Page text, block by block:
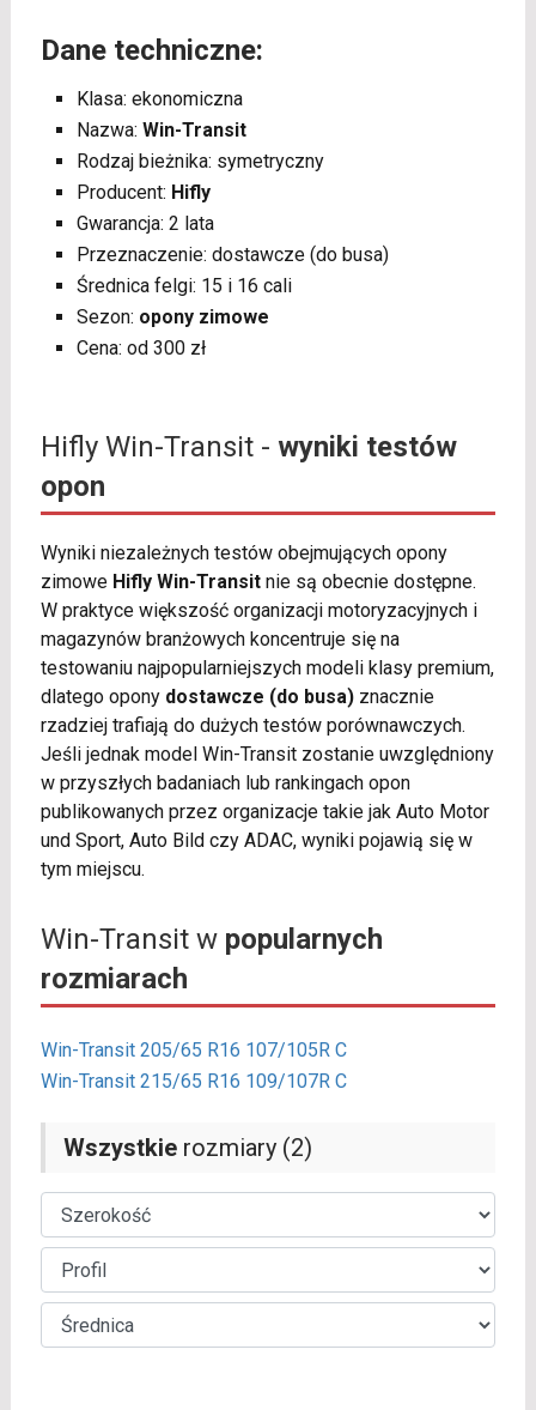
Dane techniczne:
Klasa: ekonomiczna
Nazwa: Win-Transit
Rodzaj bieżnika: symetryczny
Producent: Hifly
Gwarancja: 2 lata
Przeznaczenie: dostawcze (do busa)
Średnica felgi: 15 i 16 cali
Sezon: opony zimowe
Cena: od 300 zł
Hifly Win-Transit - wyniki testów
opon
Wyniki niezależnych testów obejmujących opony
zimowe Hifly Win-Transitnie są obecnie dostępne.
W praktyce większość organizacji motoryzacyjnych i
magazynów branżowych koncentruje się na
testowaniu najpopularniejszych modeli klasy premium,
dlatego opony dostawcze (do busa)znacznie
rzadziej trafiają do dużych testów porównawczych.
Jeśli jednak model Win-Transit zostanie uwzględniony
w przyszłych badaniach lub rankingach opon
publikowanych przez organizacje takie jak Auto Motor
und Sport, Auto Bild czy ADAC, wyniki pojawią się w
tym miejscu.
Win-Transit w popularnych
rozmiarach
Win-Transit 205/65 R16 107/105R C
Win-Transit 215/65 R16 109/107R C
Wszystkierozmiary (2)